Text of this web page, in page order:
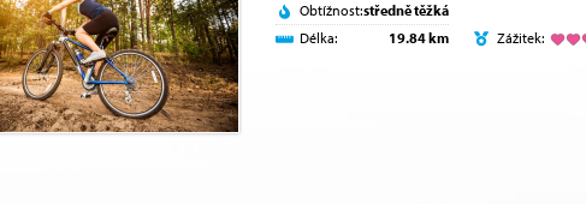
Obtížnost:středně těžká
Délka:
19.84 km Zážitek: